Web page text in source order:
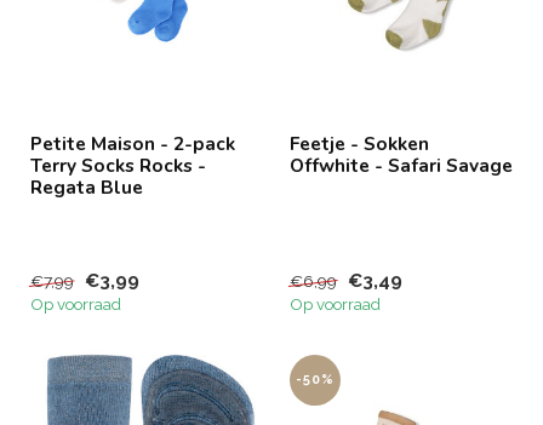
Petite Maison - 2-pack
Terry Socks Rocks -
Regata Blue
€7,99 €3,99
Op voorraad
Feetje - Sokken
Offwhite - Safari Savage
€6,99 €3,49
Op voorraad
-50%